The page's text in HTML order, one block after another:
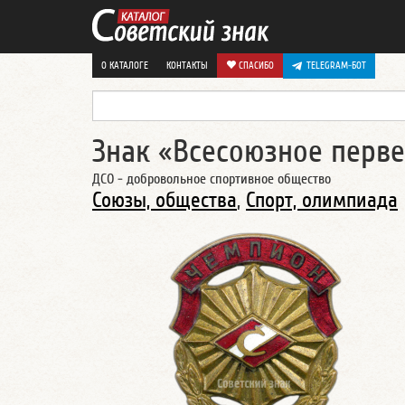
О КАТАЛОГЕ КОНТАКТЫ СПАСИБО TELEGRAM-БОТ
Знак «Всесоюзное
ДСО - добровольное спортивное общество
Союзы, общества, Спорт, олимпиада